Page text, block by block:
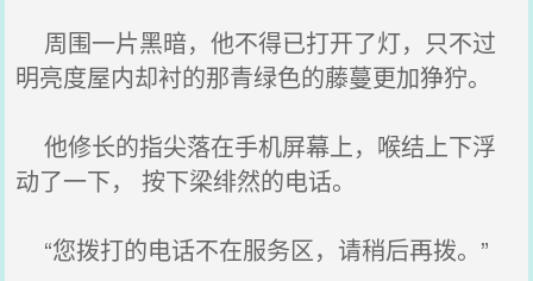
周围一片黑暗，他不得已打开了灯，只不过
明亮度屋内却衬的那青绿色的藤蔓更加狰狞。
他修长的指尖落在手机屏幕上，喉结上下浮
动了一下， 按下梁绯然的电话。
“您拨打的电话不在服务区，请稍后再拨。”